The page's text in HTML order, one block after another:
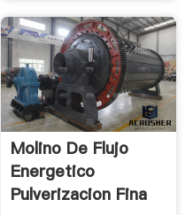
Molino De Flujo
Energetico
Pulverizacion Fina